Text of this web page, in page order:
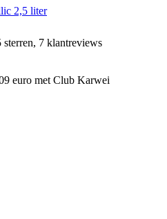
2,5 liter
sterren, 7 klantreviews
euro met Club Karwei